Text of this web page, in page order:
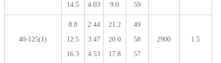
14.5
4.03
9.0
59
40-125(1)
8.8
12.5
16.3
2.44
3.47
4.53
21.2
20.0
17.8
49
58
57
2900 1.5